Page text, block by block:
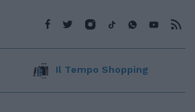
Il Tempo Shopping